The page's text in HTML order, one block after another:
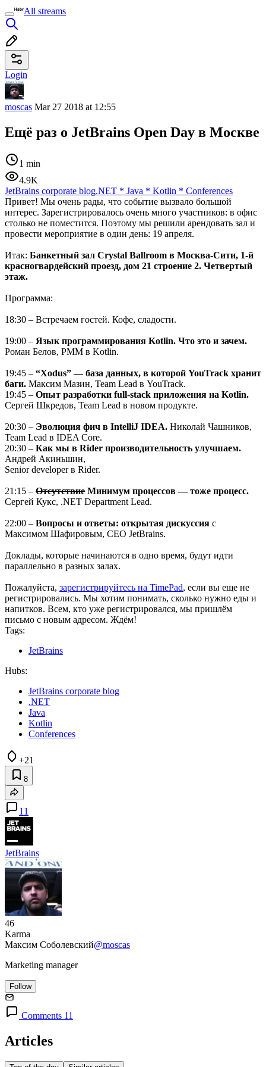
All streams
Login
moscas Mar 27 2018 at 12:55
Ещё раз о JetBrains Open Day в Москве
1 min
4.9K
JetBrains corporate blog.NET * Java * Kotlin * Conferences
Привет! Мы очень рады, что событие вызвало большой
интерес. Зарегистрировалось очень много участников: в офис
столько не поместится. Поэтому мы решили арендовать зал и
провести мероприятие в один день: 19 апреля.
Итак: Банкетный зал Crystal Ballroom в Москва-Сити, 1-й
красногвардейский проезд, дом 21 строение 2. Четвертый
этаж.
Программа:
18:30 – Встречаем гостей. Кофе, сладости.
19:00 – Язык программирования Kotlin. Что это и зачем.
Роман Белов, PMM в Kotlin.
19:45 – “Xodus” — база данных, в которой YouTrack хранит
баги. Максим Мазин, Team Lead в YouTrack.
19:45 – Опыт разработки full-stack приложения на Kotlin.
Сергей Шкредов, Team Lead в новом продукте.
20:30 – Эволюция фич в IntelliJ IDEA. Николай Чашников,
Team Lead в IDEA Core.
20:30 – Как мы в Rider производительность улучшаем.
Андрей Акиньшин,
Senior developer в Rider.
21:15 – Отсутствие Минимум процессов — тоже процесс.
Сергей Кукс, .NET Department Lead.
22:00 – Вопросы и ответы: открытая дискуссия с
Максимом Шафировым, CEO JetBrains.
Доклады, которые начинаются в одно время, будут идти
параллельно в разных залах.
Пожалуйста, зарегистрируйтесь на TimePad, если вы еще не
регистрировались. Мы хотим понимать, сколько нужно еды и
напитков. Всем, кто уже регистрировался, мы пришлём
письмо с новым адресом. Ждём!
Tags:
JetBrains
Hubs:
JetBrains corporate blog
.NET
Java
Kotlin
Conferences
+21
8
11
JetBrains
46
Karma
Максим Соболевский@moscas
Marketing manager
Follow
Comments 11
Articles